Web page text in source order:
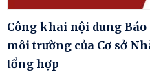
Công khai nội dung Báo
môi trường của Cơ sở
tổng hợp